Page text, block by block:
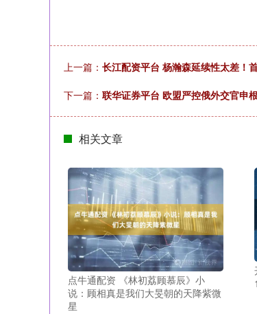
上一篇： 长江配资平台 杨瀚森延续性太差！
下一篇： 联华证券平台 欧盟严控俄外交官申
相关文章
点牛通配资 《林初荔顾慕辰》小
说：顾相真是我们大旻朝的天降紫微
星